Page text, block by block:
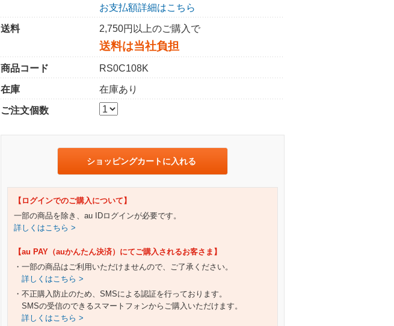
お支払額詳細はこちら
送料
2,750円以上のご購入で
送料は当社負担
商品コード
RS0C108K
在庫
在庫あり
ご注文個数
ショッピングカートに入れる
【ログインでのご購入について】
一部の商品を除き、au IDログインが必要です。
詳しくはこちら >
【au PAY（auかんたん決済）にてご購入されるお客さま】
・一部の商品はご利用いただけませんので、ご了承ください。
詳しくはこちら >
・不正購入防止のため、SMSによる認証を行っております。
SMSの受信のできるスマートフォンからご購入いただけます。
詳しくはこちら >